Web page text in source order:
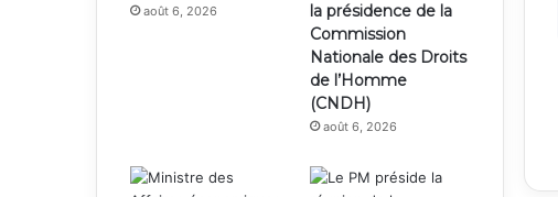
août 6, 2026
la présidence de la
Commission
Nationale des Droits
de l’Homme
(CNDH)
août 6, 2026